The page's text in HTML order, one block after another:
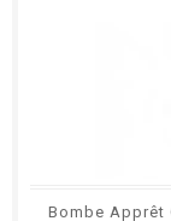
Bombe Apprêt